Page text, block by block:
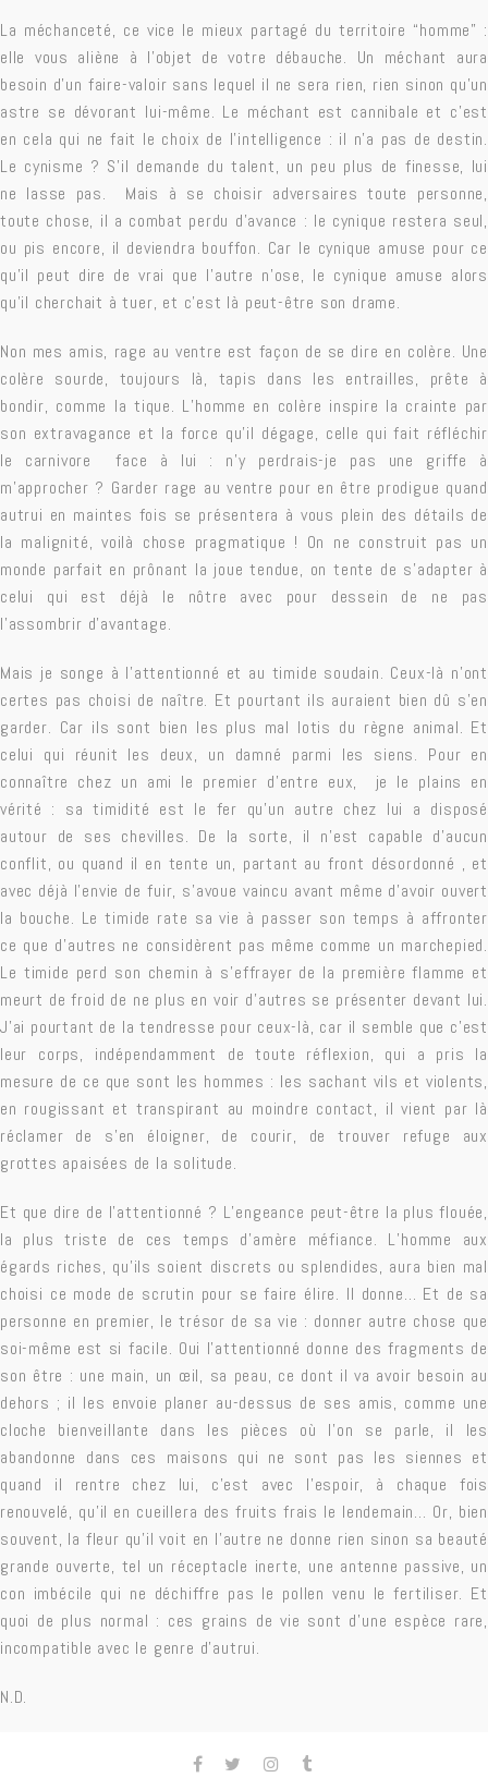
La méchanceté, ce vice le mieux partagé du territoire “homme” :
elle vous aliène à l’objet de votre débauche. Un méchant aura
besoin d’un faire-valoir sans lequel il ne sera rien, rien sinon qu’un
astre se dévorant lui-même. Le méchant est cannibale et c’est
en cela qui ne fait le choix de l’intelligence : il n’a pas de destin.
Le cynisme ? S’il demande du talent, un peu plus de finesse, lui
ne lasse pas. Mais à se choisir adversaires toute personne,
toute chose, il a combat perdu d’avance : le cynique restera seul,
ou pis encore, il deviendra bouffon. Car le cynique amuse pour ce
qu’il peut dire de vrai que l’autre n’ose, le cynique amuse alors
qu’il cherchait à tuer, et c’est là peut-être son drame.
Non mes amis, rage au ventre est façon de se dire en colère. Une
colère sourde, toujours là, tapis dans les entrailles, prête à
bondir, comme la tique. L’homme en colère inspire la crainte par
son extravagance et la force qu’il dégage, celle qui fait réfléchir
le carnivore face à lui : n’y perdrais-je pas une griffe à
m’approcher ? Garder rage au ventre pour en être prodigue quand
autrui en maintes fois se présentera à vous plein des détails de
la malignité, voilà chose pragmatique ! On ne construit pas un
monde parfait en prônant la joue tendue, on tente de s’adapter à
celui qui est déjà le nôtre avec pour dessein de ne pas
l’assombrir d’avantage.
Mais je songe à l’attentionné et au timide soudain. Ceux-là n’ont
certes pas choisi de naître. Et pourtant ils auraient bien dû s’en
garder. Car ils sont bien les plus mal lotis du règne animal. Et
celui qui réunit les deux, un damné parmi les siens. Pour en
connaître chez un ami le premier d’entre eux, je le plains en
vérité : sa timidité est le fer qu’un autre chez lui a disposé
autour de ses chevilles. De la sorte, il n’est capable d’aucun
conflit, ou quand il en tente un, partant au front désordonné , et
avec déjà l’envie de fuir, s’avoue vaincu avant même d’avoir ouvert
la bouche. Le timide rate sa vie à passer son temps à affronter
ce que d’autres ne considèrent pas même comme un marchepied.
Le timide perd son chemin à s’effrayer de la première flamme et
meurt de froid de ne plus en voir d’autres se présenter devant lui.
J’ai pourtant de la tendresse pour ceux-là, car il semble que c’est
leur corps, indépendamment de toute réflexion, qui a pris la
mesure de ce que sont les hommes : les sachant vils et violents,
en rougissant et transpirant au moindre contact, il vient par là
réclamer de s’en éloigner, de courir, de trouver refuge aux
grottes apaisées de la solitude.
Et que dire de l’attentionné ? L’engeance peut-être la plus flouée,
la plus triste de ces temps d’amère méfiance. L’homme aux
égards riches, qu’ils soient discrets ou splendides, aura bien mal
choisi ce mode de scrutin pour se faire élire. Il donne… Et de sa
personne en premier, le trésor de sa vie : donner autre chose que
soi-même est si facile. Oui l’attentionné donne des fragments de
son être : une main, un œil, sa peau, ce dont il va avoir besoin au
dehors ; il les envoie planer au-dessus de ses amis, comme une
cloche bienveillante dans les pièces où l’on se parle, il les
abandonne dans ces maisons qui ne sont pas les siennes et
quand il rentre chez lui, c’est avec l’espoir, à chaque fois
renouvelé, qu’il en cueillera des fruits frais le lendemain… Or, bien
souvent, la fleur qu’il voit en l’autre ne donne rien sinon sa beauté
grande ouverte, tel un réceptacle inerte, une antenne passive, un
con imbécile qui ne déchiffre pas le pollen venu le fertiliser. Et
quoi de plus normal : ces grains de vie sont d’une espèce rare,
incompatible avec le genre d’autrui.
N.D.